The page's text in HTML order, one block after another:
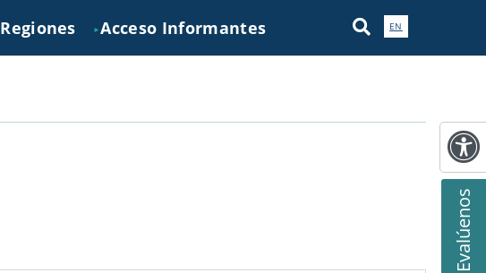
Regiones ►Acceso Informantes EN
Evalúenos